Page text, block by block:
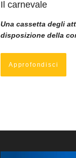
Il carnevale
Una cassetta degli
disposizione della
Approfondisci